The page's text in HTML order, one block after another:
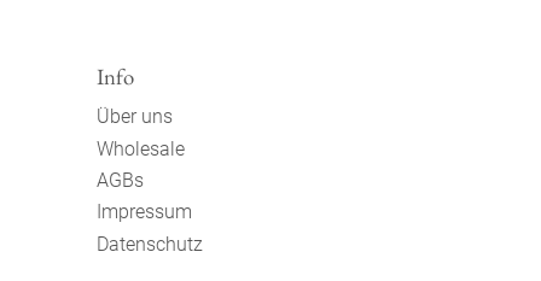
Info
Über uns
Wholesale
AGBs
Impressum
Datenschutz